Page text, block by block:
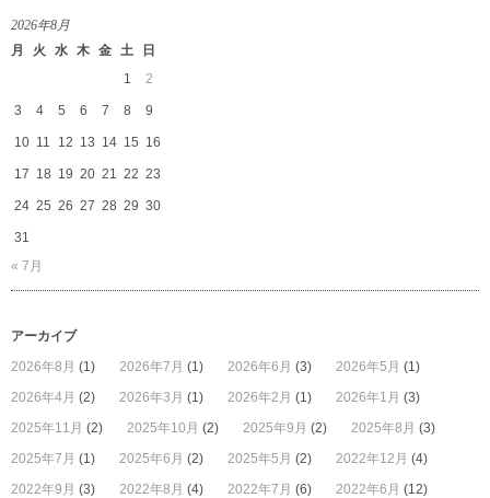
2026年8月
月
火 水 木 金 土
日
1
2
3 4 5 6 7 8 9
10 11 12 13 14 15 16
17 18 19 20 21 22 23
24 25 26 27 28 29 30
31
« 7月
アーカイブ
2026年8月 (1) 2026年7月 (1) 2026年6月 (3) 2026年5月 (1)
2026年4月 (2) 2026年3月 (1) 2026年2月 (1) 2026年1月 (3)
2025年11月 (2) 2025年10月 (2) 2025年9月 (2) 2025年8月 (3)
2025年7月 (1) 2025年6月 (2) 2025年5月 (2) 2022年12月 (4)
2022年9月 (3) 2022年8月 (4) 2022年7月 (6) 2022年6月 (12)